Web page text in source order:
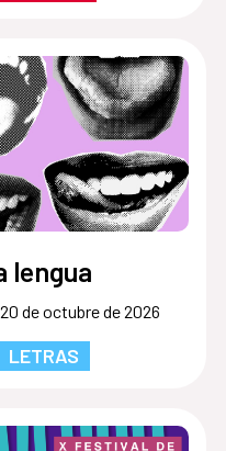
lengua
de octubre de 2026
LETRAS